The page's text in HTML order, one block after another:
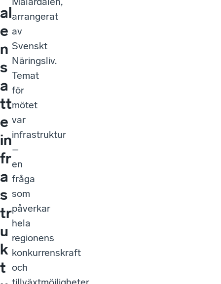
al
e
n
s
a
tt
e
in
fr
a
s
tr
u
k
t
arrangerat
av
Svenskt
Näringsliv.
Temat
för
mötet
var
infrastruktur
–
en
fråga
som
påverkar
hela
regionens
konkurrenskraft
och